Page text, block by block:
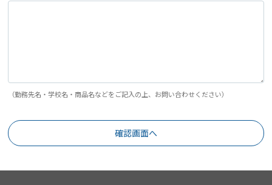
（勤務先名・学校名・商品名などをご記入の上、お問い合わせください）